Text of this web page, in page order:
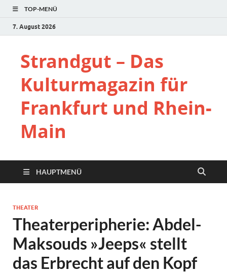
TOP-MENÜ
7. August 2026
Strandgut – Das
Kulturmagazin für
Frankfurt und Rhein-
Main
HAUPTMENÜ
THEATER
Theaterperipherie: Abdel-
Maksouds »Jeeps« stellt
das Erbrecht auf den Kopf